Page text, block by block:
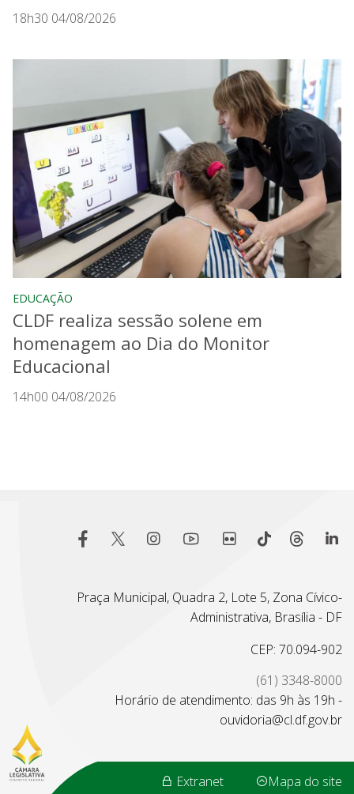
18h30 04/08/2026
EDUCAÇÃO
CLDF realiza sessão solene em
homenagem ao Dia do Monitor
Educacional
14h00 04/08/2026
Praça Municipal, Quadra 2, Lote 5, Zona Cívico-
Administrativa, Brasília - DF
CEP: 70.094-902
(61) 3348-8000
Horário de atendimento: das 9h às 19h -
ouvidoria@cl.df.gov.br
Extranet Mapa do site